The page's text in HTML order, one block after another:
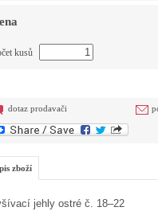
kusů
dotaz prodavači
zboží
jehly ostré č. 18–22